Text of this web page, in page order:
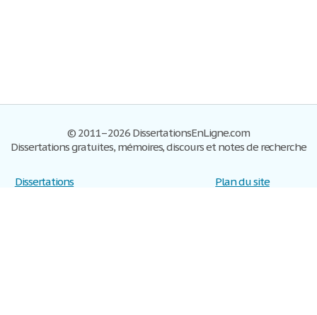
© 2011–2026 DissertationsEnLigne.com
Dissertations gratuites, mémoires, discours et notes de recherche
Dissertations
Plan du site